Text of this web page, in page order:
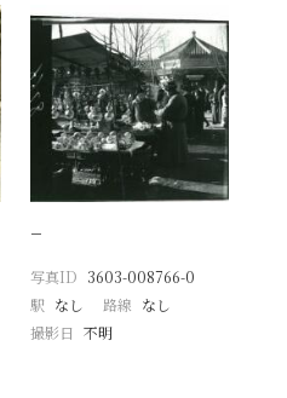
−
写真ID 3603-008766-0
駅 なし 路線 なし
撮影日 不明